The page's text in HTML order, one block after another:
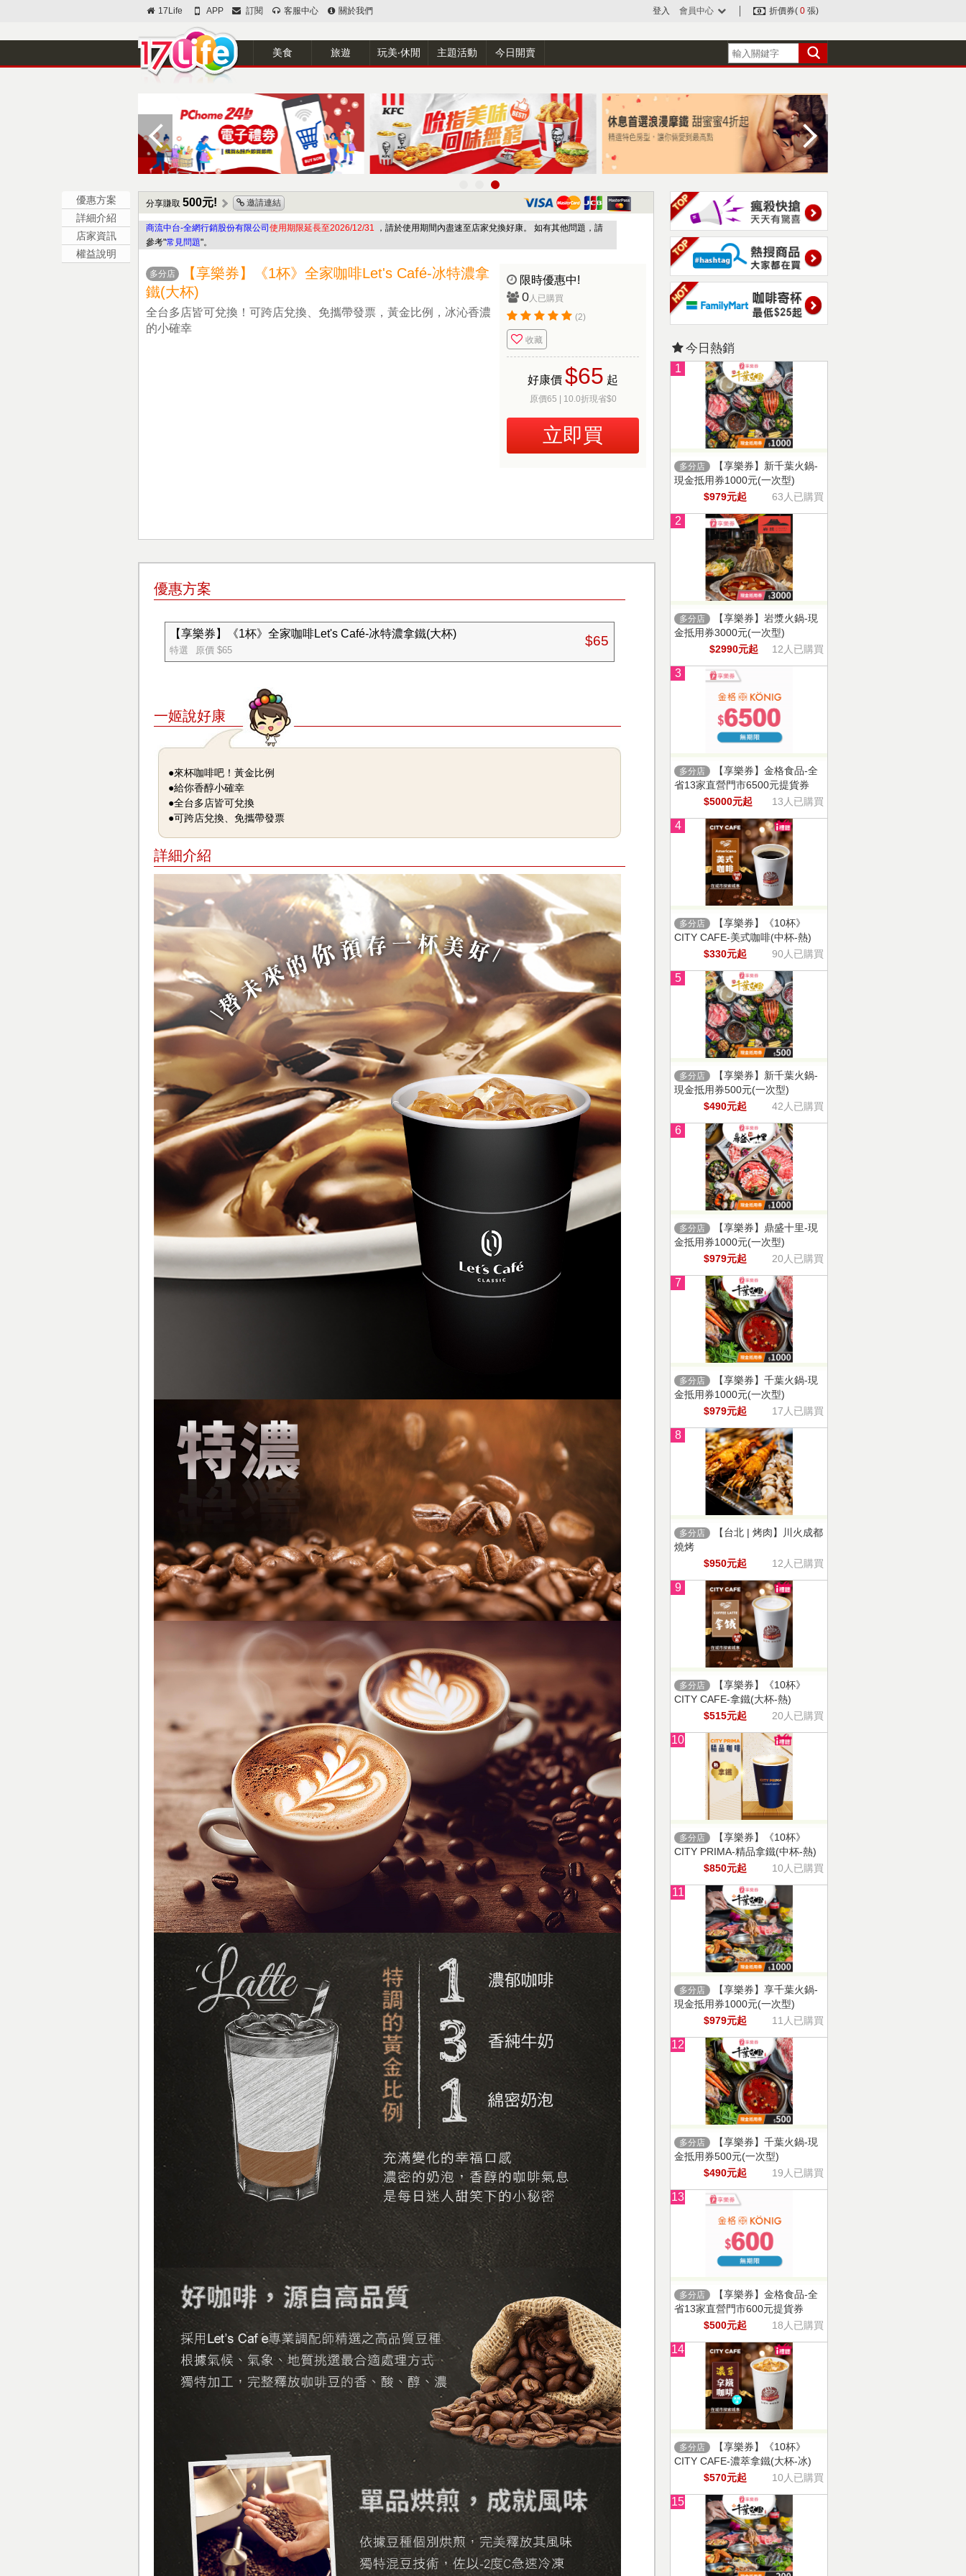
17Life APP 訂閱 客服中心 關於我們 登入 會員中心 折價券( 0 張)
美食 旅遊 玩美‧休閒 主題活動 今日開賣
優惠方案
詳細介紹
店家資訊
權益說明
分享賺取 500元! 邀請連結
商流中台-全網行銷股份有限公司 使用期限延長至2026/12/31 ，請於使用期間內盡速至店家兌換好康。 如有其他問題，請
參考"常見問題"。
多分店
【享樂券】《1杯》全家咖啡Let's Café-冰特濃拿
鐵(大杯)
全台多店皆可兌換！可跨店兌換、免攜帶發票，黃金比例，冰沁香濃
的小確幸
限時優惠中!
0人已購買
(2)
收藏
好康價 $65 起
原價65 | 10.0折現省$0
立即買
優惠方案
【享樂券】《1杯》全家咖啡Let's Café-冰特濃拿鐵(大杯)
特選 原價 $65
$65
一姬說好康
●來杯咖啡吧！黃金比例
●給你香醇小確幸
●全台多店皆可兌換
●可跨店兌換、免攜帶發票
詳細介紹
今日熱銷
1
多分店
【享樂券】新千葉火鍋-
現金抵用券1000元(一次型)
$979元起
63人已購買
2
多分店
【享樂券】岩漿火鍋-現
金抵用券3000元(一次型)
$2990元起
12人已購買
3
多分店
【享樂券】金格食品-全
省13家直營門市6500元提貨券
$5000元起
13人已購買
4
多分店
【享樂券】《10杯》
CITY CAFE-美式咖啡(中杯-熱)
$330元起
90人已購買
5
多分店
【享樂券】新千葉火鍋-
現金抵用券500元(一次型)
$490元起
42人已購買
6
多分店
【享樂券】鼎盛十里-現
金抵用券1000元(一次型)
$979元起
20人已購買
7
多分店
【享樂券】千葉火鍋-現
金抵用券1000元(一次型)
$979元起
17人已購買
8
多分店
【台北 | 烤肉】川火成都
燒烤
$950元起
12人已購買
9
多分店
【享樂券】《10杯》
CITY CAFE-拿鐵(大杯-熱)
$515元起
20人已購買
10
多分店
【享樂券】《10杯》
CITY PRIMA-精品拿鐵(中杯-熱)
$850元起
10人已購買
11
多分店
【享樂券】享千葉火鍋-
現金抵用券1000元(一次型)
$979元起
11人已購買
12
多分店
【享樂券】千葉火鍋-現
金抵用券500元(一次型)
$490元起
19人已購買
13
多分店
【享樂券】金格食品-全
省13家直營門市600元提貨券
$500元起
18人已購買
14
多分店
【享樂券】《10杯》
CITY CAFE-濃萃拿鐵(大杯-冰)
$570元起
10人已購買
15